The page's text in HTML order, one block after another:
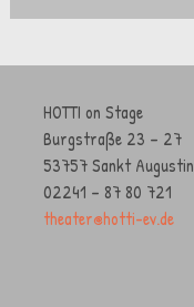
HOTTI on Stage
Burgstraße 23 – 27
53757 Sankt Augustin
02241 – 87 80 721
theater@hotti-ev.de